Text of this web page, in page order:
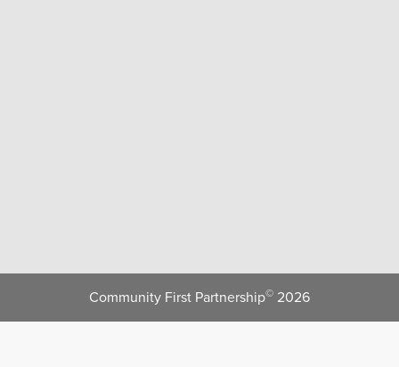
Community First Partnership© 2026